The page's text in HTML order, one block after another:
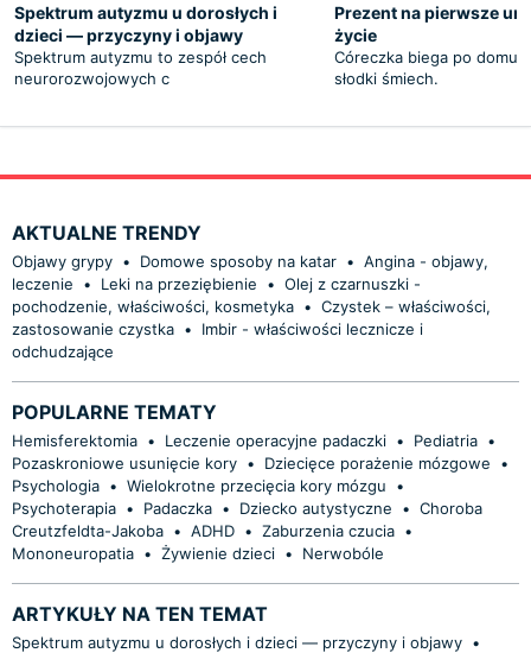
Spektrum autyzmu u dorosłych i
dzieci — przyczyny i objawy
Spektrum autyzmu to zespół cech
neurorozwojowych c
Prezent na pierwsze
życie
Córeczka biega po domu.
słodki śmiech.
AKTUALNE TRENDY
Objawy grypy • Domowe sposoby na katar • Angina - objawy,
leczenie
• Leki na przeziębienie • Olej z czarnuszki -
pochodzenie, właściwości, kosmetyka • Czystek – właściwości,
zastosowanie czystka •
Imbir - właściwości lecznicze i
odchudzające
POPULARNE TEMATY
Hemisferektomia • Leczenie operacyjne padaczki • Pediatria •
Pozaskroniowe usunięcie kory • Dziecięce porażenie mózgowe
•
Psychologia • Wielokrotne przecięcia kory mózgu
•
Psychoterapia • Padaczka • Dziecko autystyczne • Choroba
Creutzfeldta-Jakoba • ADHD • Zaburzenia czucia •
Mononeuropatia • Żywienie dzieci • Nerwobóle
ARTYKUŁY NA TEN TEMAT
Spektrum autyzmu u dorosłych i dzieci — przyczyny i objawy •